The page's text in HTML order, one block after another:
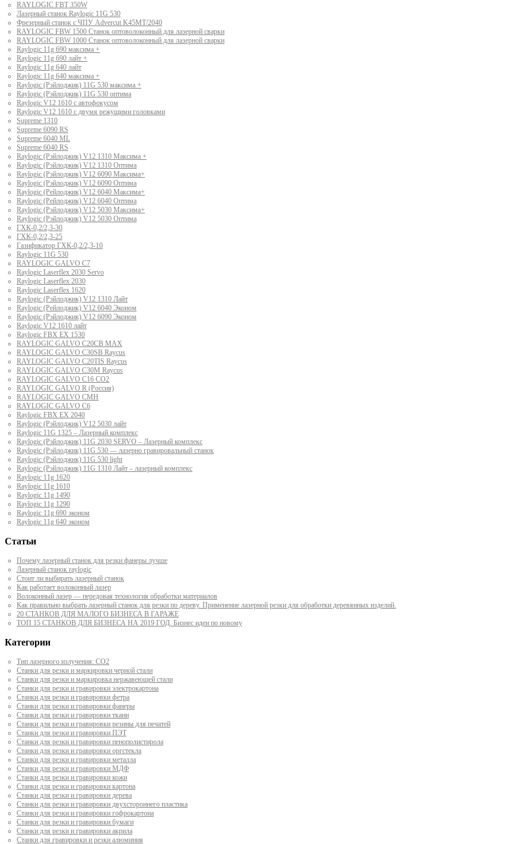
RAYLOGIC FBT 350W
Лазерный станок Raylogic 11G 530
Фрезерный станок с ЧПУ Advercut K45MT/2040
RAYLOGIC FBW 1500 Станок оптоволоконный для лазерной сварки
RAYLOGIC FBW 1000 Станок оптоволоконный для лазерной сварки
Raylogic 11g 690 максима +
Raylogic 11g 690 лайт +
Raylogic 11g 640 лайт
Raylogic 11g 640 максима +
Raylogic (Рэйлоджик) 11G 530 максима +
Raylogic (Рэйлоджик) 11G 530 оптима
Raylogic V12 1610 с автофокусом
Raylogic V12 1610 с двумя режущими головками
Supreme 1310
Supreme 6090 RS
Supreme 6040 ML
Supreme 6040 RS
Raylogic (Рэйлоджик) V12 1310 Максима +
Raylogic (Рэйлоджик) V12 1310 Оптима
Raylogic (Рэйлоджик) V12 6090 Максима+
Raylogic (Рэйлоджик) V12 6090 Оптима
Raylogic (Рейлоджик) V12 6040 Максима+
Raylogic (Рейлоджик) V12 6040 Оптима
Raylogic (Рэйлоджик) V12 5030 Максима+
Raylogic (Рэйлоджик) V12 5030 Оптима
ГХК-0,2/2,3-30
ГХК-0,2/2,3-25
Газификатор ГХК-0,2/2,3-10
Raylogic 11G 530
RAYLOGIC GALVO С7
Raylogic Laserflex 2030 Servo
Raylogic Laserflex 2030
Raylogic Laserflex 1620
Raylogic (Рэйлоджик) V12 1310 Лайт
Raylogic (Рейлоджик) V12 6040 Эконом
Raylogic (Рэйлоджик) V12 6090 Эконом
Raylogic V12 1610 лайт
Raylogic FBX EX 1530
RAYLOGIC GALVO С20CB MAX
RAYLOGIC GALVO С30SB Raycus
RAYLOGIC GALVO C20TIS Raycus
RAYLOGIC GALVO С30M Raycus
RAYLOGIC GALVO С16 CO2
RAYLOGIC GALVO R (Россия)
RAYLOGIC GALVO CMH
RAYLOGIC GALVO С6
Raylogic FBX EX 2040
Raylogic (Рэйлоджик) V12 5030 лайт
Raylogic 11G 1325 – Лазерный комплекс
Raylogic (Рэйлоджик) 11G 2030 SERVO – Лазерный комплекс
Raylogic (Рэйлоджик) 11G 530 — лазерно гравировальный станок
Raylogic (Рэйлоджик) 11G 530 light
Raylogic (Рэйлоджик) 11G 1310 Лайт – лазерный комплекс
Raylogic 11g 1620
Raylogic 11g 1610
Raylogic 11g 1490
Raylogic 11g 1290
Raylogic 11g 690 эконом
Raylogic 11g 640 эконом
Статьи
Почему лазерный станок для резки фанеры лучше
Лазерный станок raylogic
Стоит ли выбирать лазерный станок
Как работает волоконный лазер
Волоконный лазер — передовая технология обработки материалов
Как правильно выбрать лазерный станок для резки по дереву. Применение лазерной резки для обработки деревянных изделий.
20 СТАНКОВ ДЛЯ МАЛОГО БИЗНЕСА В ГАРАЖЕ
ТОП 15 СТАНКОВ ДЛЯ БИЗНЕСА НА 2019 ГОД. Бизнес идеи по новому
Категории
Тип лазерного излучения: СО2
Станки для резки и маркировки черной стали
Станки для резки и маркировка нержавеющей стали
Станки для резки и гравировки электрокартона
Станки для резки и гравировки фетра
Станки для резки и гравировки фанеры
Станки для резки и гравировки ткани
Станки для резки и гравировки резины для печатей
Станки для резки и гравировки ПЭТ
Станки для резки и гравировки пенополистирола
Станки для резки и гравировки оргстекла
Станки для резки и гравировки металла
Станки для резки и гравировки МДФ
Станки для резки и гравировки кожи
Станки для резки и гравировки картона
Станки для резки и гравировки дерева
Станки для резки и гравировки двухстороннего пластика
Станки для резки и гравировки гофрокартона
Станки для резки и гравировки бумаги
Станки для резки и гравировки акрила
Станки для гравировки и резки алюминия